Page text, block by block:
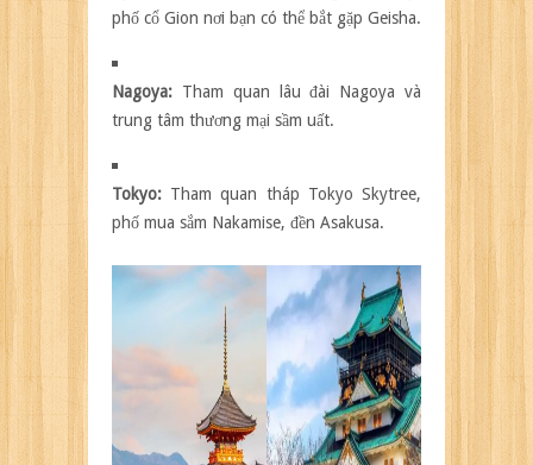
phố cổ Gion nơi bạn có thể bắt gặp Geisha.
Nagoya: Tham quan lâu đài Nagoya và
trung tâm thương mại sầm uất.
Tokyo: Tham quan tháp Tokyo Skytree,
phố mua sắm Nakamise, đền Asakusa.